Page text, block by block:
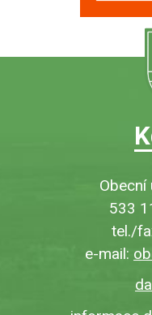
K
Obecní
533
tel./
e-mail: